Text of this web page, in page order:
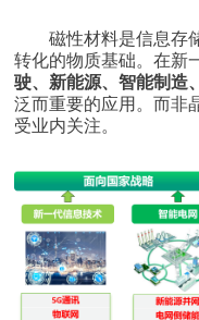
磁性材料是信息存
转化的物质基础。在新
驶、新能源、智能制造
泛而重要的应用。而非
受业内关注。